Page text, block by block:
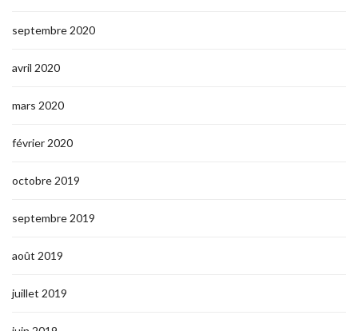
septembre 2020
avril 2020
mars 2020
février 2020
octobre 2019
septembre 2019
août 2019
juillet 2019